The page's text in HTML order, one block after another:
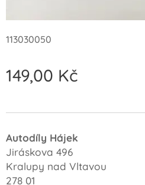
113030050
149,00 Kč
Autodíly Hájek
Jiráskova 496
Kralupy nad Vltavou
278 01